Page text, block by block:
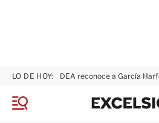
M
LO DE HOY: DEA reconoce a García